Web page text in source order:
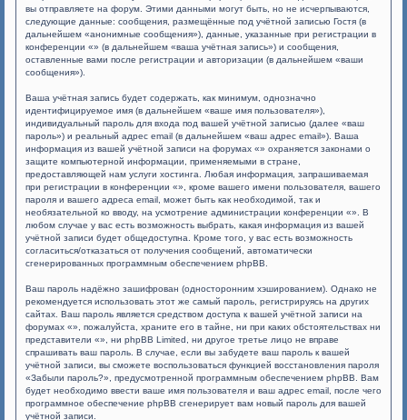
вы отправляете на форум. Этими данными могут быть, но не исчерпываются,
следующие данные: сообщения, размещённые под учётной записью Гостя (в
дальнейшем «анонимные сообщения»), данные, указанные при регистрации в
конференции «» (в дальнейшем «ваша учётная запись») и сообщения,
оставленные вами после регистрации и авторизации (в дальнейшем «ваши
сообщения»).
Ваша учётная запись будет содержать, как минимум, однозначно
идентифицируемое имя (в дальнейшем «ваше имя пользователя»),
индивидуальный пароль для входа под вашей учётной записью (далее «ваш
пароль») и реальный адрес email (в дальнейшем «ваш адрес email»). Ваша
информация из вашей учётной записи на форумах «» охраняется законами о
защите компьютерной информации, применяемыми в стране,
предоставляющей нам услуги хостинга. Любая информация, запрашиваемая
при регистрации в конференции «», кроме вашего имени пользователя, вашего
пароля и вашего адреса email, может быть как необходимой, так и
необязательной ко вводу, на усмотрение администрации конференции «». В
любом случае у вас есть возможность выбрать, какая информация из вашей
учётной записи будет общедоступна. Кроме того, у вас есть возможность
согласиться/отказаться от получения сообщений, автоматически
сгенерированных программным обеспечением phpBB.
Ваш пароль надёжно зашифрован (односторонним хэшированием). Однако не
рекомендуется использовать этот же самый пароль, регистрируясь на других
сайтах. Ваш пароль является средством доступа к вашей учётной записи на
форумах «», пожалуйста, храните его в тайне, ни при каких обстоятельствах ни
представители «», ни phpBB Limited, ни другое третье лицо не вправе
спрашивать ваш пароль. В случае, если вы забудете ваш пароль к вашей
учётной записи, вы сможете воспользоваться функцией восстановления пароля
«Забыли пароль?», предусмотренной программным обеспечением phpBB. Вам
будет необходимо ввести ваше имя пользователя и ваш адрес email, после чего
программное обеспечение phpBB сгенерирует вам новый пароль для вашей
учётной записи.